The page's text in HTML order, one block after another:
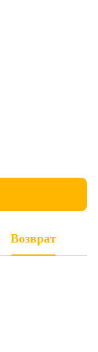
Возврат